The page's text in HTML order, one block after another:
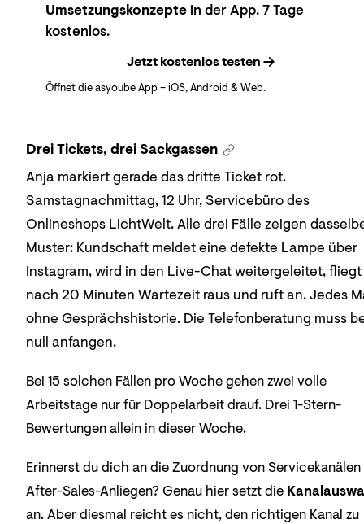
Umsetzungskonzeptein der App. 7 Tage
kostenlos.
Jetzt kostenlos testen
Öffnet die asyoube App – iOS, Android & Web.
Drei Tickets, drei Sackgassen
Anja markiert gerade das dritte Ticket rot.
Samstagnachmittag, 12 Uhr, Servicebüro des
Onlineshops LichtWelt. Alle drei Fälle zeigen
Muster: Kundschaft meldet eine defekte Lampe über
Instagram, wird in den Live-Chat weitergeleitet, fliegt
nach 20 Minuten Wartezeit raus und ruft an. Jedes
ohne Gesprächshistorie. Die Telefonberatung muss
null anfangen.
Bei 15 solchen Fällen pro Woche gehen zwei volle
Arbeitstage nur für Doppelarbeit drauf. Drei 1-Stern-
Bewertungen allein in dieser Woche.
Erinnerst du dich an die Zuordnung von Servicekanälen
After-Sales-Anliegen? Genau hier setzt die
an. Aber diesmal reicht es nicht, den richtigen Kanal zu